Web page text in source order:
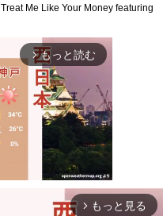
Treat Me Like Your Money featuring
arrow_forward_ios もっと読む
arrow_forward_ios もっと見る